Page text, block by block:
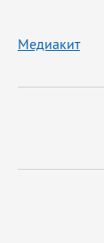
Медиакит